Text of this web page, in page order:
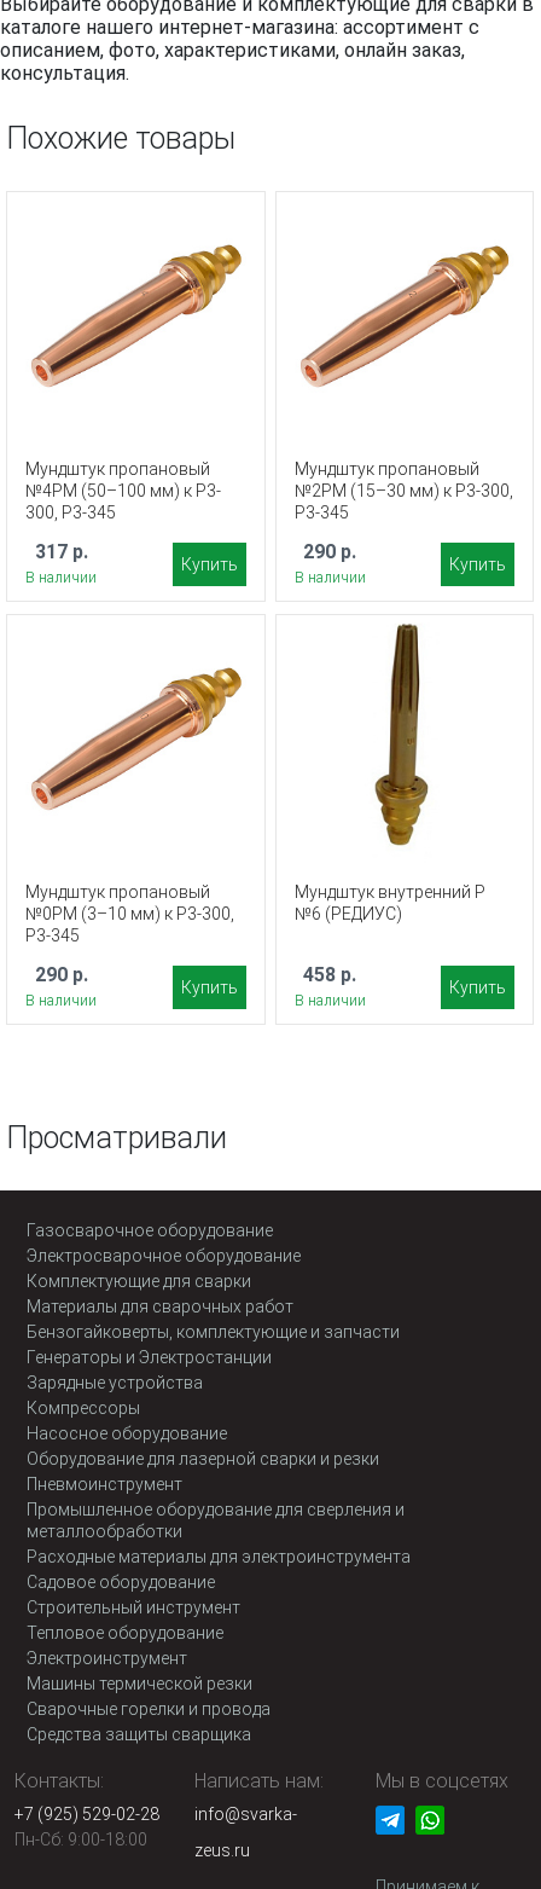
каталоге нашего интернет-магазина: ассортимент с
описанием, фото, характеристиками, онлайн заказ,
консультация.
Похожие товары
Мундштук пропановый
№4PM (50–100 мм) к Р3-
300, Р3-345
317 р.
В наличии
Купить
Мундштук пропановый
№2PM (15–30 мм) к Р3-300,
Р3-345
290 р.
В наличии
Купить
Мундштук пропановый
№0PM (3–10 мм) к Р3-300,
Р3-345
290 р.
В наличии
Купить
Мундштук внутренний Р
№6 (РЕДИУС)
458 р.
В наличии
Купить
Просматривали
Газосварочное оборудование
Электросварочное оборудование
Комплектующие для сварки
Материалы для сварочных работ
Бензогайковерты, комплектующие и запчасти
Генераторы и Электростанции
Зарядные устройства
Компрессоры
Насосное оборудование
Оборудование для лазерной сварки и резки
Пневмоинструмент
Промышленное оборудование для сверления и
металлообработки
Расходные материалы для электроинструмента
Садовое оборудование
Строительный инструмент
Тепловое оборудование
Электроинструмент
Машины термической резки
Сварочные горелки и провода
Средства защиты сварщика
Контакты:
+7 (925) 529-02-28
Пн-Сб: 9:00-18:00
Написать нам:
info@svarka-
zeus.ru
Мы в соцсетях